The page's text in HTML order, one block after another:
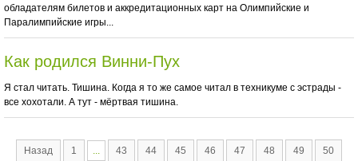
обладателям билетов и аккредитационных карт на Олимпийские и
Паралимпийские игры...
Как родился Винни-Пух
Я стал читать. Тишина. Когда я то же самое читал в техникуме с эстрады -
все хохотали. А тут - мёртвая тишина.
Назад 1 ... 43 44 45 46 47 48 49 50